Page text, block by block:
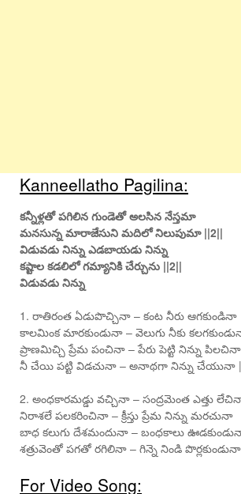
Kanneellatho Pagilina:
కన్నీళ్లతో పగిలిన గుండెతో అలసిన నేస్తమా
మనసున్న మారాజేసుని మదిలో నిలుపుమా ||2||
విడువడు నిన్ను ఎడబాయడు నిన్ను
కష్టాల కడలిలో గమ్యానికి చేర్చును ||2||
విడువడు నిన్ను
1. రాతిరంత ఏడుపొచ్చినా – కంట నీరు ఆగకుండినా
కాలమింక మారకుండునా – వెలుగు నీకు
ప్రాణమిచ్చి ప్రేమ పంచినా – పేరు పెట్టి నిన్ను పిలచినా
నీ చేయి పట్టి విడచునా – అనాథగా నిన్ను చేయునా
2. అంధకారమడ్డు వచ్చినా – సంద్రమెంత ఎత్తు
నిరాశలే పలకరించినా – క్రీస్తు ప్రేమ నిన్ను మరచునా
బాధ కలుగు దేశమందునా – బంధకాలు
శత్రువెంతో పగతో రగిలినా – గిన్నె నిండి
For Video Song: